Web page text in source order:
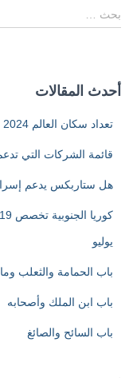
ل
ث
ع
بحث …
أحدث المقالات
تعداد سكان العالم 2024
قائمة الشركات التي
هل ستاربكس يدعم
يوليو
باب الحمامة والثعلب
باب ابن الملك وأصحابه
باب السائح والصائغ